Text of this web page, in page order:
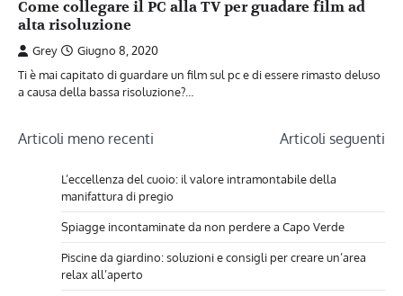
Come collegare il PC alla TV per guadare film ad
alta risoluzione
Grey
Giugno 8, 2020
Ti è mai capitato di guardare un film sul pc e di essere rimasto deluso
a causa della bassa risoluzione?…
Navigazione
articoli
Articoli meno recenti Articoli seguenti
L’eccellenza del cuoio: il valore intramontabile della
manifattura di pregio
Spiagge incontaminate da non perdere a Capo Verde
Piscine da giardino: soluzioni e consigli per creare un’area
relax all’aperto